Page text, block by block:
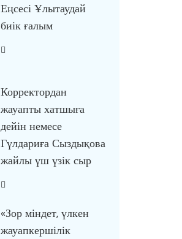
Еңсесі Ұлытаудай
биік ғалым
Корректордан
жауапты хатшыға
дейін немесе
Гүлдариға Сыздықова
жайлы үш үзік сыр
«Зор міндет, үлкен
жауапкершілік